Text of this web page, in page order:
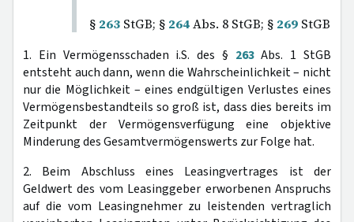
§ 263 StGB; § 264Abs. 8 StGB; § 269 StGB
1. Ein Vermögensschaden i.S. des § 263Abs. 1 StGB
entsteht auch dann, wenn die Wahrscheinlichkeit – nicht
nur die Möglichkeit – eines endgültigen Verlustes eines
Vermögensbestandteils so groß ist, dass dies bereits im
Zeitpunkt der Vermögensverfügung eine objektive
Minderung des Gesamtvermögenswerts zur Folge hat.
2. Beim Abschluss eines Leasingvertrages ist der
Geldwert des vom Leasinggeber erworbenen Anspruchs
auf die vom Leasingnehmer zu leistenden vertraglich